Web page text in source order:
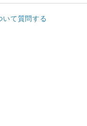
19時～21時
いて質問する